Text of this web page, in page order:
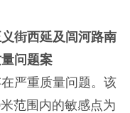
街西延及闾河路南
问题案
严重质量问题。该
范围内的敏感点为